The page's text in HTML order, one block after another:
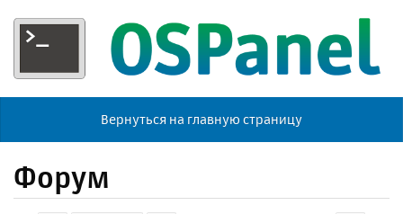
Вернуться на главную страницу
Форум